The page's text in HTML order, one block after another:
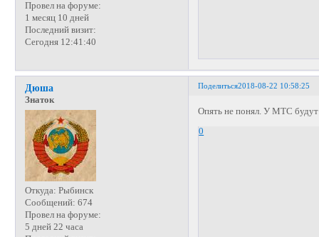
Провел на форуме:
1 месяц 10 дней
Последний визит:
Сегодня 12:41:40
Поделиться2018-08-22 10:58:25
Дюша
Знаток
Откуда: Рыбинск
Сообщений: 674
Провел на форуме:
5 дней 22 часа
Опять не понял. У МТС будут
0